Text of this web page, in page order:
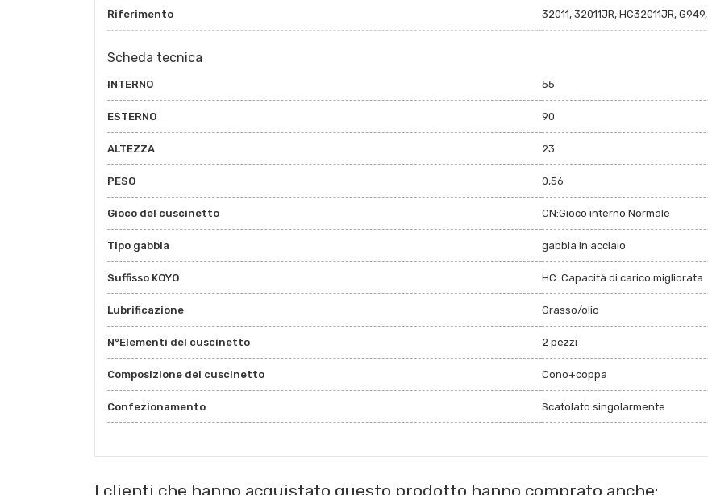
Riferimento 32011, 32011JR, HC32011JR, G949,
Scheda tecnica
INTERNO 55
ESTERNO 90
ALTEZZA 23
PESO 0,56
Gioco del cuscinetto CN:Gioco interno Normale
Tipo gabbia gabbia in acciaio
Suffisso KOYO HC: Capacità di carico migliorata
Lubrificazione Grasso/olio
N°Elementi del cuscinetto 2 pezzi
Composizione del cuscinetto Cono+coppa
Confezionamento Scatolato singolarmente
I clienti che hanno acquistato questo prodotto hanno comprato anche: